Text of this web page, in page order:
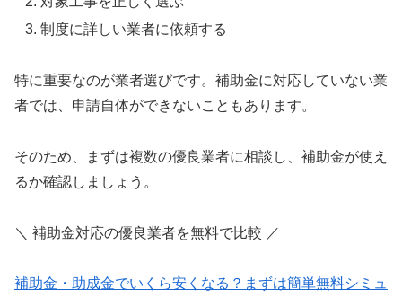
制度に詳しい業者に依頼する
特に重要なのが業者選びです。補助金に対応していない業
者では、申請自体ができないこともあります。
そのため、まずは複数の優良業者に相談し、補助金が使え
るか確認しましょう。
＼ 補助金対応の優良業者を無料で比較 ／
補助金・助成金でいくら安くなる？まずは簡単無料シミュ